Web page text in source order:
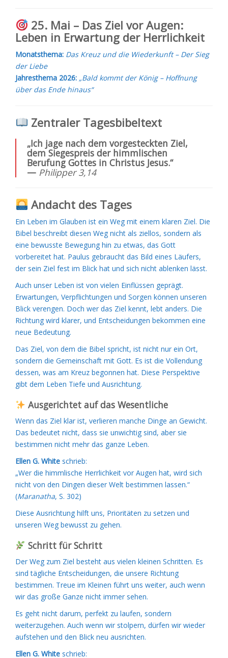
25. Mai – Das Ziel vor Augen:
Leben in Erwartung der Herrlichkeit
Monatsthema: Das Kreuz und die Wiederkunft – Der Sieg
der Liebe
Jahresthema 2026: „Bald kommt der König – Hoffnung
über das Ende hinaus“
Zentraler Tagesbibeltext
„Ich jage nach dem vorgesteckten Ziel,
dem Siegespreis der himmlischen
Berufung Gottes in Christus Jesus.“
— Philipper 3,14
Andacht des Tages
Ein Leben im Glauben ist ein Weg mit einem klaren Ziel. Die
Bibel beschreibt diesen Weg nicht als ziellos, sondern als
eine bewusste Bewegung hin zu etwas, das Gott
vorbereitet hat. Paulus gebraucht das Bild eines Läufers,
der sein Ziel fest im Blick hat und sich nicht ablenken lässt.
Auch unser Leben ist von vielen Einflüssen geprägt.
Erwartungen, Verpflichtungen und Sorgen können unseren
Blick verengen. Doch wer das Ziel kennt, lebt anders. Die
Richtung wird klarer, und Entscheidungen bekommen eine
neue Bedeutung.
Das Ziel, von dem die Bibel spricht, ist nicht nur ein Ort,
sondern die Gemeinschaft mit Gott. Es ist die Vollendung
dessen, was am Kreuz begonnen hat. Diese Perspektive
gibt dem Leben Tiefe und Ausrichtung.
Ausgerichtet auf das Wesentliche
Wenn das Ziel klar ist, verlieren manche Dinge an Gewicht.
Das bedeutet nicht, dass sie unwichtig sind, aber sie
bestimmen nicht mehr das ganze Leben.
Ellen G. White schrieb:
„Wer die himmlische Herrlichkeit vor Augen hat, wird sich
nicht von den Dingen dieser Welt bestimmen lassen.“
(Maranatha, S. 302)
Diese Ausrichtung hilft uns, Prioritäten zu setzen und
unseren Weg bewusst zu gehen.
Schritt für Schritt
Der Weg zum Ziel besteht aus vielen kleinen Schritten. Es
sind tägliche Entscheidungen, die unsere Richtung
bestimmen. Treue im Kleinen führt uns weiter, auch wenn
wir das große Ganze nicht immer sehen.
Es geht nicht darum, perfekt zu laufen, sondern
weiterzugehen. Auch wenn wir stolpern, dürfen wir wieder
aufstehen und den Blick neu ausrichten.
Ellen G. White schrieb: